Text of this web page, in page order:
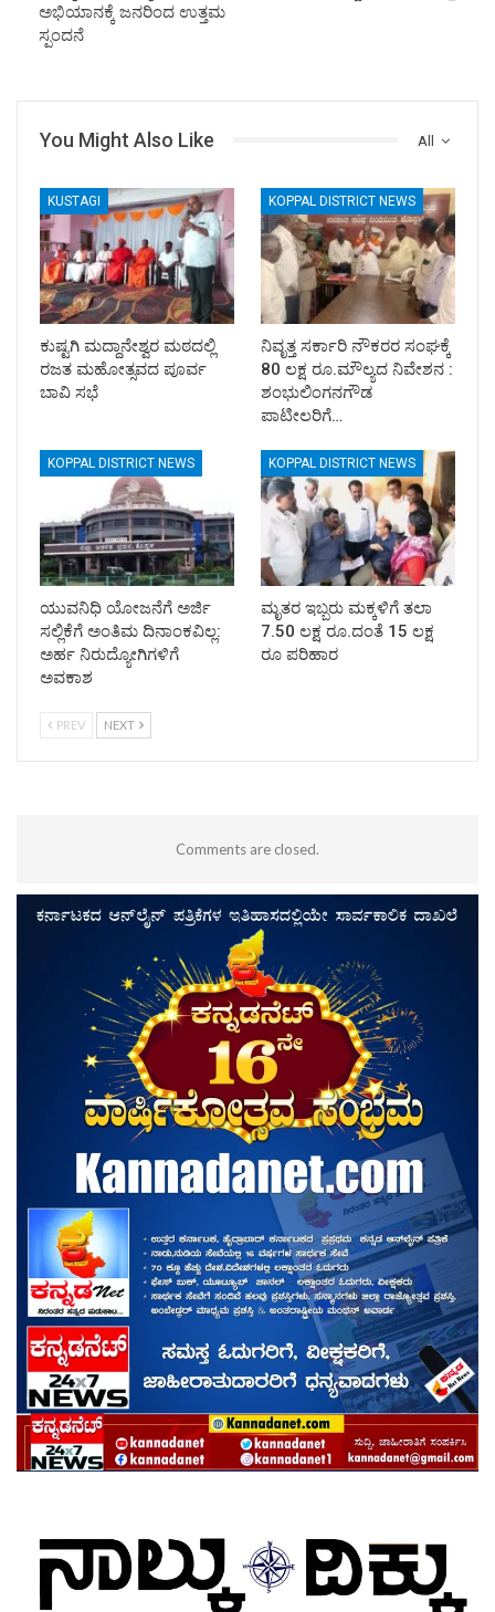
ಅಭಿಯಾನಕ್ಕೆ ಜನರಿಂದ ಉತ್ತಮ
ಸ್ಪಂದನೆ
All
You Might Also Like
KUSTAGI
ಕುಷ್ಟಗಿ ಮದ್ದಾನೇಶ್ವರ ಮಠದಲ್ಲಿ
ರಜತ ಮಹೋತ್ಸವದ ಪೂರ್ವ
ಬಾವಿ ಸಭೆ
KOPPAL DISTRICT NEWS
ನಿವೃತ್ತ ಸರ್ಕಾರಿ ನೌಕರರ ಸಂಘಕ್ಕೆ
80 ಲಕ್ಷ ರೂ.ಮೌಲ್ಯದ ನಿವೇಶನ :
ಶಂಭುಲಿಂಗನಗೌಡ
ಪಾಟೀಲರಿಗೆ…
KOPPAL DISTRICT NEWS
ಯುವನಿಧಿ ಯೋಜನೆಗೆ ಅರ್ಜಿ
ಸಲ್ಲಿಕೆಗೆ ಅಂತಿಮ ದಿನಾಂಕವಿಲ್ಲ:
ಅರ್ಹ ನಿರುದ್ಯೋಗಿಗಳಿಗೆ
ಅವಕಾಶ
KOPPAL DISTRICT NEWS
ಮೃತರ ಇಬ್ಬರು ಮಕ್ಕಳಿಗೆ ತಲಾ
7.50 ಲಕ್ಷ ರೂ.ದಂತೆ 15 ಲಕ್ಷ
ರೂ ಪರಿಹಾರ
PREV NEXT
Comments are closed.